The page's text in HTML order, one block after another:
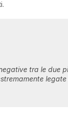
tra le due